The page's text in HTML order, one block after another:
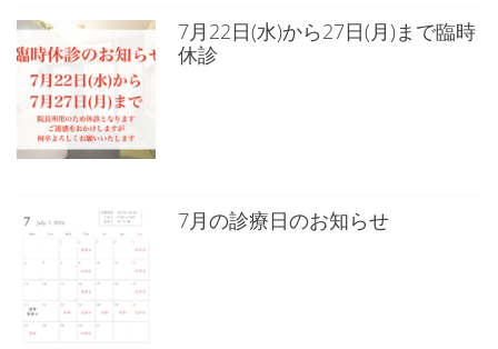
7月22日(水)から27日(月)まで臨時
休診
7月の診療日のお知らせ